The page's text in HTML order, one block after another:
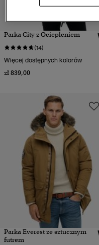
Parka City z Ociepleniem
(14)
Więcej dostępnych kolorów
zł 839,00
Parka Everest ze sztucznym
futrem